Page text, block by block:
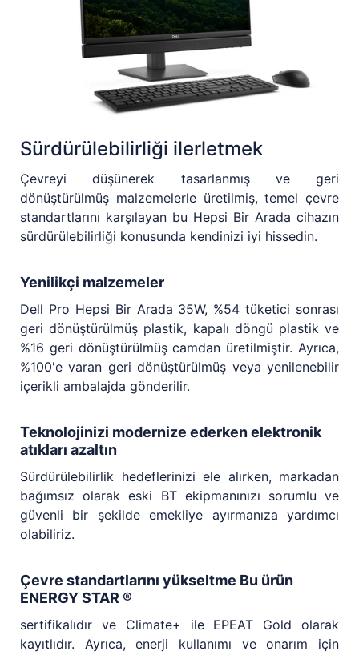
Sürdürülebilirliği ilerletmek
Çevreyi düşünerek tasarlanmış ve geri
dönüştürülmüş malzemelerle üretilmiş, temel çevre
standartlarını karşılayan bu Hepsi Bir Arada cihazın
sürdürülebilirliği konusunda kendinizi iyi hissedin.
Yenilikçi malzemeler
Dell Pro Hepsi Bir Arada 35W, %54 tüketici sonrası
geri dönüştürülmüş plastik, kapalı döngü plastik ve
%16 geri dönüştürülmüş camdan üretilmiştir. Ayrıca,
%100'e varan geri dönüştürülmüş veya yenilenebilir
içerikli ambalajda gönderilir.
Teknolojinizi modernize ederken elektronik
atıkları azaltın
Sürdürülebilirlik hedeflerinizi ele alırken, markadan
bağımsız olarak eski BT ekipmanınızı sorumlu ve
güvenli bir şekilde emekliye ayırmanıza yardımcı
olabiliriz.
Çevre standartlarını yükseltme Bu ürün
ENERGY STAR ®
sertifikalıdır ve Climate+ ile EPEAT Gold olarak
kayıtlıdır. Ayrıca, enerji kullanımı ve onarım için